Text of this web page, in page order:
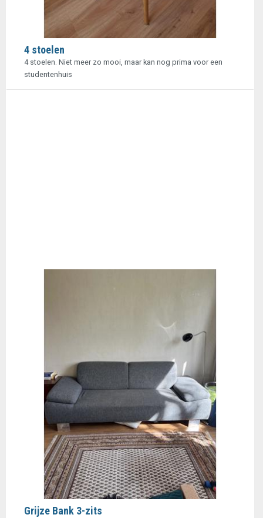
4 stoelen
4 stoelen. Niet meer zo mooi, maar kan nog prima voor een
studentenhuis
Grijze Bank 3-zits